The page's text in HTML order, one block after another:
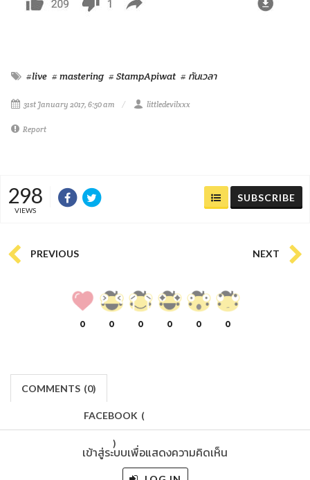
#live # mastering # StampApiwat # ทันเวลา
31st January 2017, 6:50 am littledevilxxx
Report
298
VIEWS
SUBSCRIBE
PREVIOUS NEXT
0 0 0 0 0 0
COMMENTS (0)
FACEBOOK (
)
เข้าสู่ระบบเพื่อแสดงความคิดเห็น